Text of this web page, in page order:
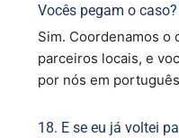
Vocês pegam o caso?
Sim. Coordenamos o
parceiros locais, e
por nós em
18. E se eu já voltei